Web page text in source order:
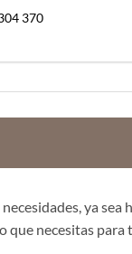
370
ya
que necesitas